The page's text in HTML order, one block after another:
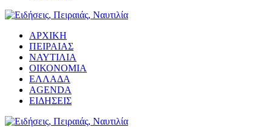
ΑΡΧΙΚΗ
ΠΕΙΡΑΙΑΣ
ΝΑΥΤΙΛΙΑ
ΟΙΚΟΝΟΜΙΑ
ΕΛΛΑΔΑ
AGENDA
ΕΙΔΗΣΕΙΣ